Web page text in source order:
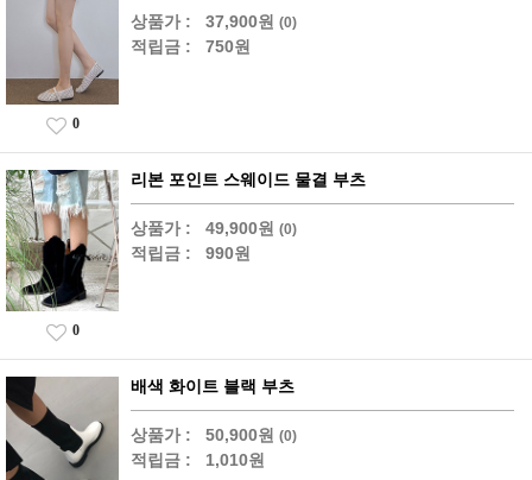
상품가 : 37,900원 (0)
적립금 : 750원
0
리본 포인트 스웨이드 물결 부츠
상품가 : 49,900원 (0)
적립금 : 990원
0
배색 화이트 블랙 부츠
상품가 : 50,900원 (0)
적립금 : 1,010원